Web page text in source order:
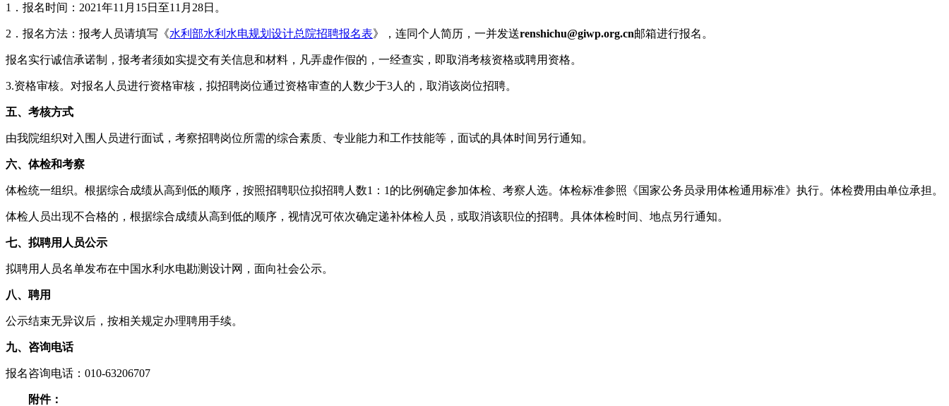
1．报名时间：2021年11月15日至11月28日。
2．报名方法：报考人员请填写《水利部水利水电规划设计总院招聘报名表》，连同个人简历，一并发送renshichu@giwp.org.cn邮箱进行报名。
报名实行诚信承诺制，报考者须如实提交有关信息和材料，凡弄虚作假的，一经查实，即取消考核资格或聘用资格。
3.资格审核。对报名人员进行资格审核，拟招聘岗位通过资格审查的人数少于3人的，取消该岗位招聘。
五、考核方式
由我院组织对入围人员进行面试，考察招聘岗位所需的综合素质、专业能力和工作技能等，面试的具体时间另行通知。
六、体检和考察
体检统一组织。根据综合成绩从高到低的顺序，按照招聘职位拟招聘人数1：1的比例确定参加体检、考察人选。体检标准参照《国家公务员录用体检通用标准》执行。体检费用由单位承担。
体检人员出现不合格的，根据综合成绩从高到低的顺序，视情况可依次确定递补体检人员，或取消该职位的招聘。具体体检时间、地点另行通知。
七、拟聘用人员公示
拟聘用人员名单发布在中国水利水电勘测设计网，面向社会公示。
八、聘用
公示结束无异议后，按相关规定办理聘用手续。
九、咨询电话
报名咨询电话：010-63206707
附件：